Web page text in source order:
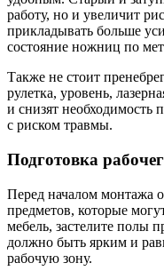
работу, но и увеличит
прикладывать больше
состояние ножниц по
Также не стоит
рулетка, уровень,
и снизят необходимость
с риском травмы.
Подготовка
Перед началом монтажа
предметов, которые
мебель, застелите полы
должно быть ярким и
рабочую зону.